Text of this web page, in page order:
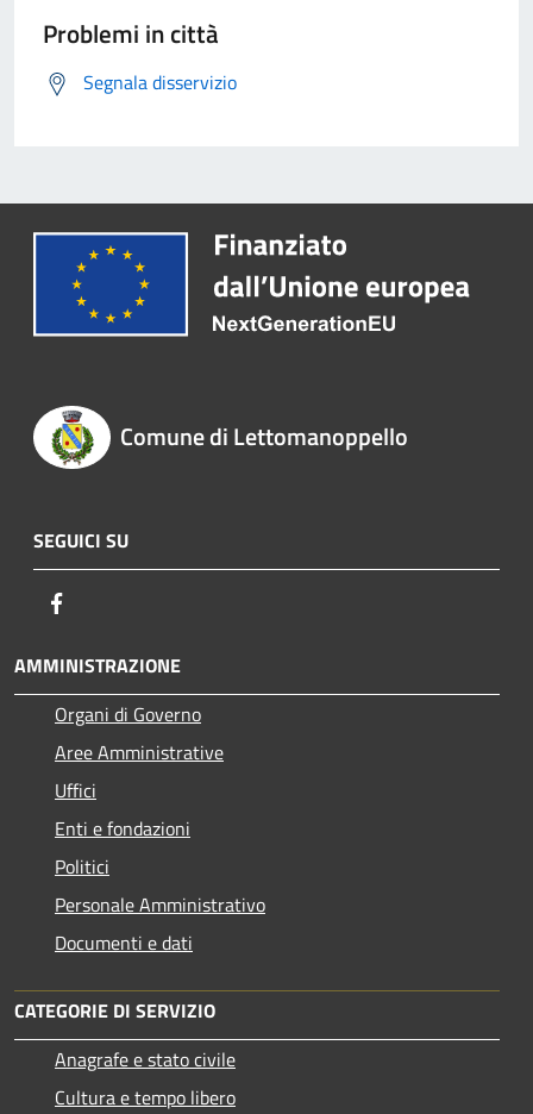
Problemi in città
Segnala disservizio
Comune di Lettomanoppello
SEGUICI SU
AMMINISTRAZIONE
Organi di Governo
Aree Amministrative
Uffici
Enti e fondazioni
Politici
Personale Amministrativo
Documenti e dati
CATEGORIE DI SERVIZIO
Anagrafe e stato civile
Cultura e tempo libero